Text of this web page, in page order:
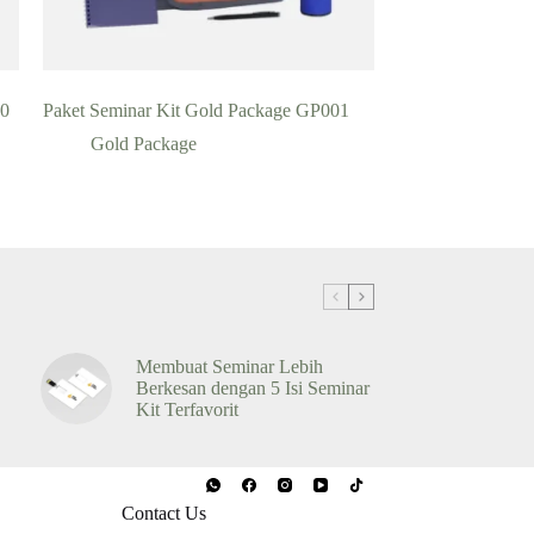
Paket Seminar Kit Gold Package GP001
Gold Package
Membuat Seminar Lebih
Berkesan dengan 5 Isi Seminar
Kit Terfavorit
Contact Us